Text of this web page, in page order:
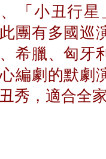
「小丑行
團有多國巡
希臘、匈牙
編劇的默劇
秀，適合全